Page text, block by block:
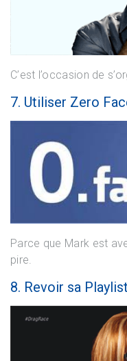
C’est l’occasion de
7. Utiliser Zero
Parce que Mark est
pire.
8. Revoir sa